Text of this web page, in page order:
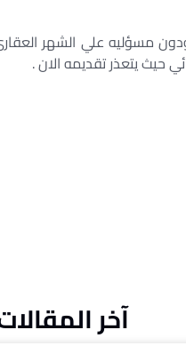
ودون مسؤليه علي الشهر
حيث يتعذر تقديمه الان .
آخر